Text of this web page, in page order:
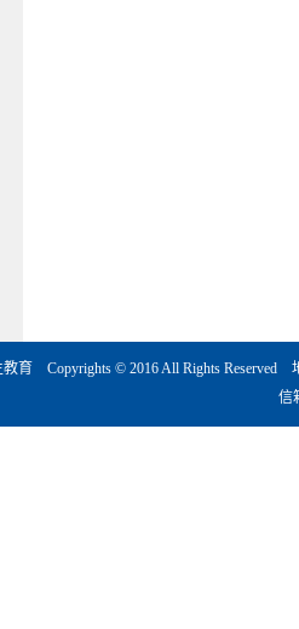
育 Copyrights © 2016 All Rights
信